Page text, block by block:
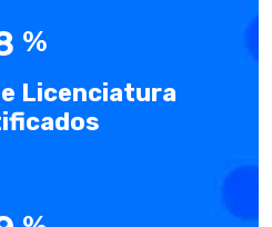
Licenciatura